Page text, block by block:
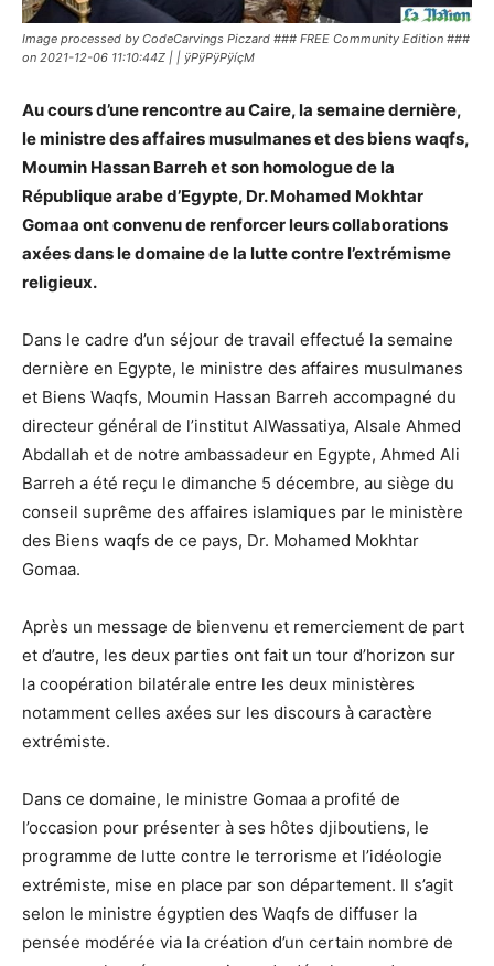
Image processed by CodeCarvings Piczard ### FREE Community Edition ###
on 2021-12-06 11:10:44Z | | ÿPÿPÿPÿíçM
Au cours d’une rencontre au Caire, la semaine dernière,
le ministre des affaires musulmanes et des biens waqfs,
Moumin Hassan Barreh et son homologue de la
République arabe d’Egypte, Dr. Mohamed Mokhtar
Gomaa ont convenu de renforcer leurs collaborations
axées dans le domaine de la lutte contre l’extrémisme
religieux.
Dans le cadre d’un séjour de travail effectué la semaine
dernière en Egypte, le ministre des affaires musulmanes
et Biens Waqfs, Moumin Hassan Barreh accompagné du
directeur général de l’institut AlWassatiya, Alsale Ahmed
Abdallah et de notre ambassadeur en Egypte, Ahmed Ali
Barreh a été reçu le dimanche 5 décembre, au siège du
conseil suprême des affaires islamiques par le ministère
des Biens waqfs de ce pays, Dr. Mohamed Mokhtar
Gomaa.
Après un message de bienvenu et remerciement de part
et d’autre, les deux parties ont fait un tour d’horizon sur
la coopération bilatérale entre les deux ministères
notamment celles axées sur les discours à caractère
extrémiste.
Dans ce domaine, le ministre Gomaa a profité de
l’occasion pour présenter à ses hôtes djiboutiens, le
programme de lutte contre le terrorisme et l’idéologie
extrémiste, mise en place par son département. Il s’agit
selon le ministre égyptien des Waqfs de diffuser la
pensée modérée via la création d’un certain nombre de